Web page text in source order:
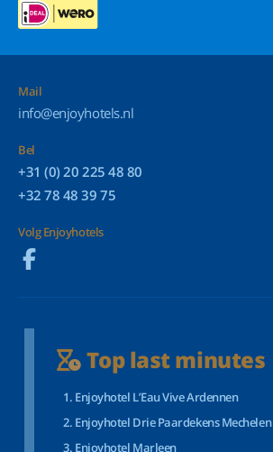
Mail
info@enjoyhotels.nl
Bel
+31 (0) 20 225 48 80
+32 78 48 39 75
Volg Enjoyhotels
Top last minutes
Enjoyhotel L’Eau Vive Ardennen
Enjoyhotel Drie Paardekens Mechelen
Enjoyhotel Marleen